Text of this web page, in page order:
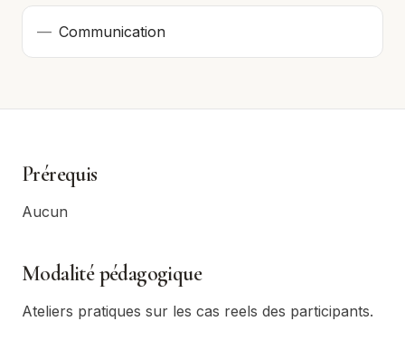
— Communication
Prérequis
Aucun
Modalité pédagogique
Ateliers pratiques sur les cas reels des participants.